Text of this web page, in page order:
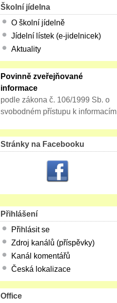
Školní jídelna
O školní jídelně
Jídelní lístek (e-jidelnicek)
Aktuality
Povinně zveřejňované
informace
podle zákona č. 106/1999 Sb. o
svobodném přístupu k informacím
Stránky na Facebooku
Přihlášení
Přihlásit se
Zdroj kanálů (příspěvky)
Kanál komentářů
Česká lokalizace
Office